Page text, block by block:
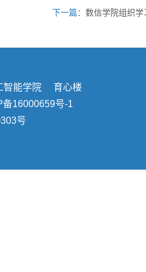
下一篇： 数信学院组织学
智能学院 育心楼
备16000659号-1
号